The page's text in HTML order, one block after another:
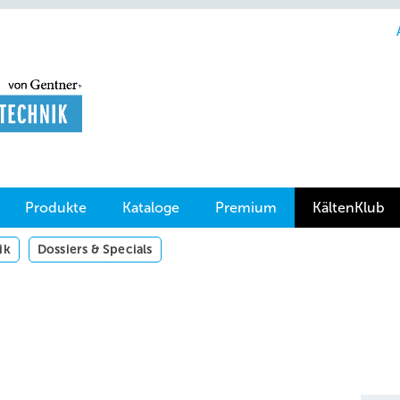
Produkte Kataloge Premium KältenKlub
Dossiers & Specials